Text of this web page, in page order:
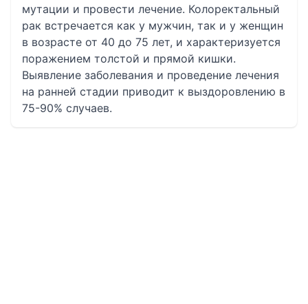
мутации и провести лечение. Колоректальный
рак встречается как у мужчин, так и у женщин
в возрасте от 40 до 75 лет, и характеризуется
поражением толстой и прямой кишки.
Выявление заболевания и проведение лечения
на ранней стадии приводит к выздоровлению в
75-90% случаев.